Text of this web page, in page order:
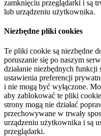
zamknięciu przeglądarki i są
lub urządzeniu użytkownika.
Niezbędne pliki cookies
Te pliki cookie są niezbędne
poruszanie się po naszym
działanie niezbędnych
ustawienia preferencji
i nie mogą być wyłączone.
aby zablokować te pliki
strony mogą nie działać
przechowywane w trwały
urządzeniu użytkownika i są
przeglądarki.